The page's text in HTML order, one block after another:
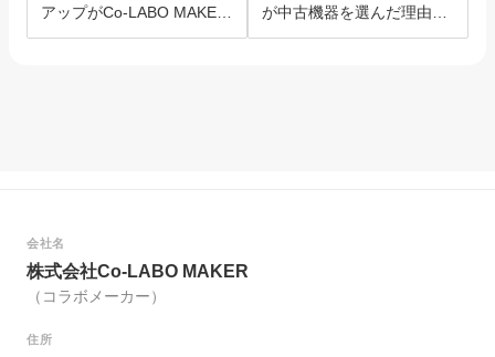
アップがCo-LABO MAKER
を選んだ理由。
が中古機器を選んだ理由と
は？
会社名
株式会社Co-LABO MAKER
（コラボメーカー）
住所